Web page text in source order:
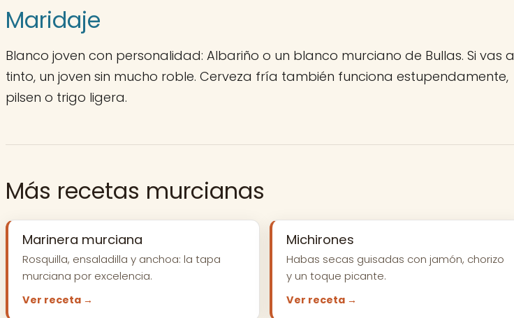
Maridaje
Blanco joven con personalidad: Albariño o un blanco murciano de Bullas. Si vas a
tinto, un joven sin mucho roble. Cerveza fría también funciona estupendamente,
pilsen o trigo ligera.
Más recetas murcianas
Marinera murciana
Rosquilla, ensaladilla y anchoa: la tapa
murciana por excelencia.
Ver receta →
Michirones
Habas secas guisadas con jamón, chorizo
y un toque picante.
Ver receta →